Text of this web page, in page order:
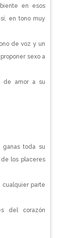
en esos
en tono muy
de voz y un
sexo a
de amor a su
toda su
los placeres
cualquier parte
del corazón